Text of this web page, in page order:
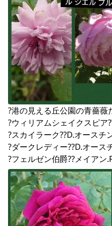
?港の見える丘公園の青薔
?ウィリアムシェイクスピア
?スカイラーク??D.オースチ
?ダークレディー??D.オース
?フェルゼン伯爵??メイアン